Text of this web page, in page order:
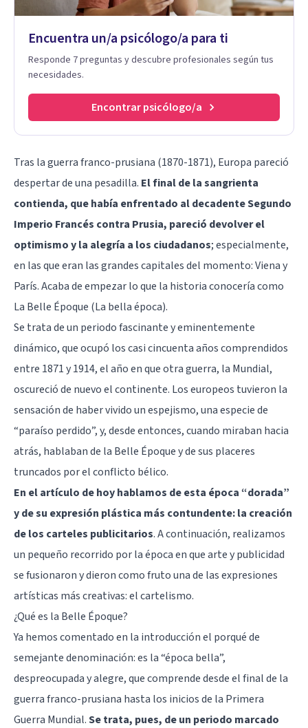
Encuentra un/a psicólogo/a para ti
Responde 7 preguntas y descubre profesionales según tus
necesidades.
Encontrar psicólogo/a
Tras la guerra franco-prusiana (1870-1871), Europa pareció
despertar de una pesadilla. El final de la sangrienta
contienda, que había enfrentado al decadente Segundo
Imperio Francés contra Prusia, pareció devolver el
optimismo y la alegría a los ciudadanos; especialmente,
en las que eran las grandes capitales del momento: Viena y
París. Acaba de empezar lo que la historia conocería como
La Belle Époque (La bella época).
Se trata de un periodo fascinante y eminentemente
dinámico, que ocupó los casi cincuenta años comprendidos
entre 1871 y 1914, el año en que otra guerra, la Mundial,
oscureció de nuevo el continente. Los europeos tuvieron la
sensación de haber vivido un espejismo, una especie de
“paraíso perdido”, y, desde entonces, cuando miraban hacia
atrás, hablaban de la Belle Époque y de sus placeres
truncados por el conflicto bélico.
En el artículo de hoy hablamos de esta época “dorada”
y de su expresión plástica más contundente: la creación
de los carteles publicitarios. A continuación, realizamos
un pequeño recorrido por la época en que arte y publicidad
se fusionaron y dieron como fruto una de las expresiones
artísticas más creativas: el cartelismo.
¿Qué es la Belle Époque?
Ya hemos comentado en la introducción el porqué de
semejante denominación: es la “época bella”,
despreocupada y alegre, que comprende desde el final de la
guerra franco-prusiana hasta los inicios de la Primera
Guerra Mundial.Se trata, pues, de un periodo marcado